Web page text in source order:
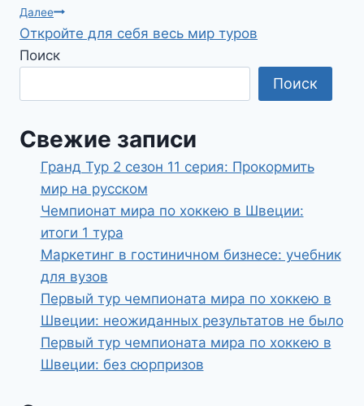
записям
Далее
Откройте для себя весь мир туров
Поиск
Поиск
Свежие записи
Гранд Тур 2 сезон 11 серия: Прокормить
мир на русском
Чемпионат мира по хоккею в Швеции:
итоги 1 тура
Маркетинг в гостиничном бизнесе: учебник
для вузов
Первый тур чемпионата мира по хоккею в
Швеции: неожиданных результатов не было
Первый тур чемпионата мира по хоккею в
Швеции: без сюрпризов